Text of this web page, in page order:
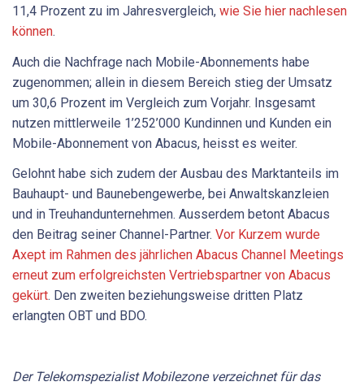
11,4 Prozent zu im Jahresvergleich, wie Sie hier nachlesen
können.
Auch die Nachfrage nach Mobile-Abonnements habe
zugenommen; allein in diesem Bereich stieg der Umsatz
um 30,6 Prozent im Vergleich zum Vorjahr. Insgesamt
nutzen mittlerweile 1’252’000 Kundinnen und Kunden ein
Mobile-Abonnement von Abacus, heisst es weiter.
Gelohnt habe sich zudem der Ausbau des Marktanteils im
Bauhaupt- und Baunebengewerbe, bei Anwaltskanzleien
und in Treuhandunternehmen. Ausserdem betont Abacus
den Beitrag seiner Channel-Partner. Vor Kurzem wurde
Axept im Rahmen des jährlichen Abacus Channel Meetings
erneut zum erfolgreichsten Vertriebspartner von Abacus
gekürt. Den zweiten beziehungsweise dritten Platz
erlangten OBT und BDO.
Der Telekomspezialist Mobilezone verzeichnet für das